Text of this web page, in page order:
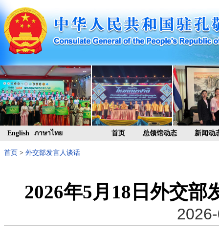
English ภาษาไทย 首页 总领馆动态 新闻动
首页 > 外交部发言人谈话
2026年5月18日外交